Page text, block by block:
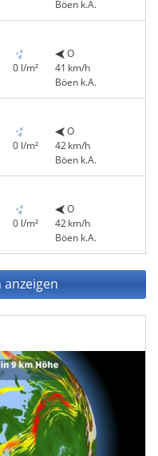
Böen k.A.
0 l/m²
O
41 km/h
Böen k.A.
0 l/m²
O
42 km/h
Böen k.A.
0 l/m²
O
42 km/h
Böen k.A.